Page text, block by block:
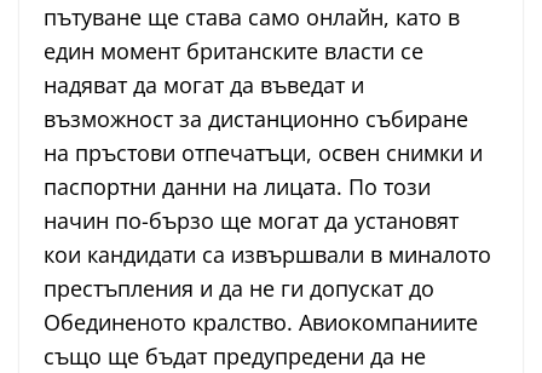
пътуване ще става само онлайн, като в
един момент британските власти се
надяват да могат да въведат и
възможност за дистанционно събиране
на пръстови отпечатъци, освен снимки и
паспортни данни на лицата. По този
начин по-бързо ще могат да установят
кои кандидати са извършвали в миналото
престъпления и да не ги допускат до
Обединеното кралство. Авиокомпаниите
също ще бъдат предупредени да не